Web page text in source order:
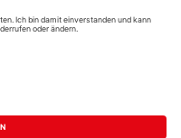
Barrierefreiheitserklärung